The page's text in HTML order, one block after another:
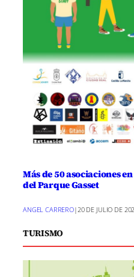
Más de 50 asociaciones
del Parque Gasset
ANGEL CARRERO| 20 DE JULIO DE
TURISMO